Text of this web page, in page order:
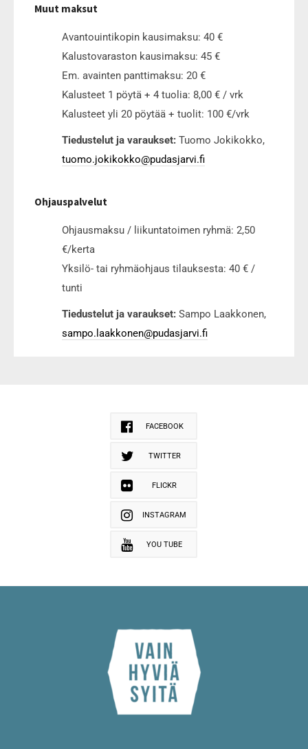
Muut maksut
Avantouintikopin kausimaksu: 40 €
Kalustovaraston kausimaksu: 45 €
Em. avainten panttimaksu: 20 €
Kalusteet 1 pöytä + 4 tuolia: 8,00 € / vrk
Kalusteet yli 20 pöytää + tuolit: 100 €/vrk
Tiedustelut ja varaukset: Tuomo Jokikokko,
tuomo.jokikokko@pudasjarvi.fi
Ohjauspalvelut
Ohjausmaksu / liikuntatoimen ryhmä: 2,50
€/kerta
Yksilö- tai ryhmäohjaus tilauksesta: 40 € /
tunti
Tiedustelut ja varaukset: Sampo Laakkonen,
sampo.laakkonen@pudasjarvi.fi
FACEBOOK
TWITTER
FLICKR
INSTAGRAM
YOU TUBE